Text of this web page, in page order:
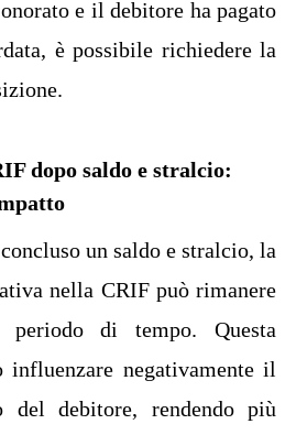
e il debitore ha pagato
è possibile richiedere la
dopo saldo e stralcio:
un saldo e stralcio, la
nella CRIF può rimanere
di tempo. Questa
influenzare negativamente il
del debitore, rendendo più